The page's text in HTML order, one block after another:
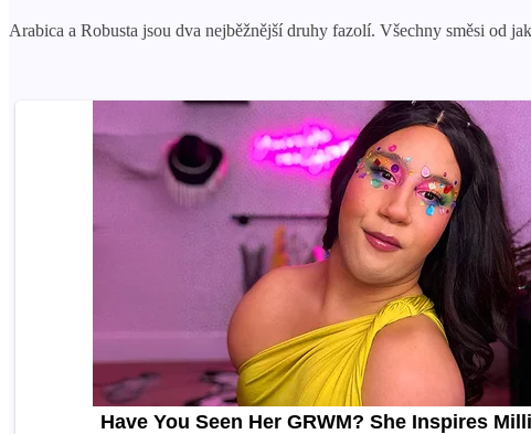
Arabica a Robusta jsou dva nejběžnější druhy fazolí. Všechny směsi od